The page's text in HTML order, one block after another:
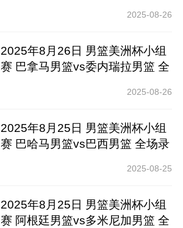
2025-08-26
2025年8月26日 男篮美洲杯小组
赛 巴拿马男篮vs委内瑞拉男篮 全
2025-08-26
2025年8月25日 男篮美洲杯小组
赛 巴哈马男篮vs巴西男篮 全场录
2025-08-25
2025年8月25日 男篮美洲杯小组
赛 阿根廷男篮vs多米尼加男篮 全